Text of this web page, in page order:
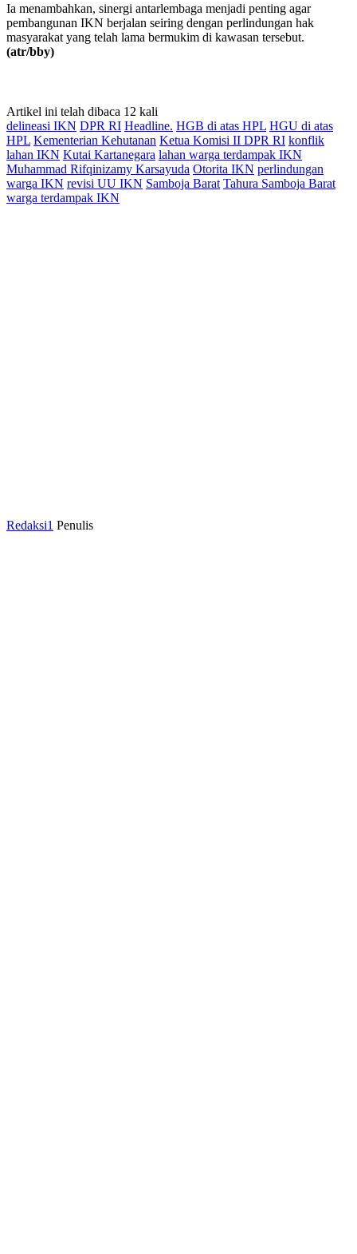
Ia menambahkan, sinergi antarlembaga menjadi penting agar
pembangunan IKN berjalan seiring dengan perlindungan hak
masyarakat yang telah lama bermukim di kawasan tersebut.
(atr/bby)
Artikel ini telah dibaca 12 kali
delineasi IKN DPR RI Headline. HGB di atas HPL HGU di atas
HPL Kementerian Kehutanan Ketua Komisi II DPR RI konflik
lahan IKN Kutai Kartanegara lahan warga terdampak IKN
Muhammad Rifqinizamy Karsayuda Otorita IKN perlindungan
warga IKN revisi UU IKN Samboja Barat Tahura Samboja Barat
warga terdampak IKN
Redaksi1 Penulis